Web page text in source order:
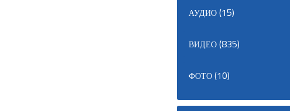
АУДИО(15)
ВИДЕО(835)
ФОТО(10)